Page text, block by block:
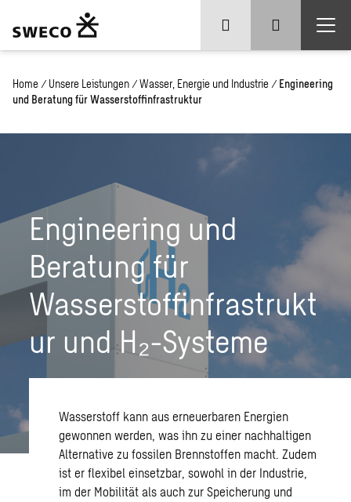
Home / Unsere Leistungen / Wasser, Energie und Industrie / Engineering
und Beratung für Wasserstoffinfrastruktur
Engineering und
Beratung für
Wasserstoffinfrastrukt
ur und H₂-Systeme
Wasserstoff kann aus erneuerbaren Energien
gewonnen werden, was ihn zu einer nachhaltigen
Alternative zu fossilen Brennstoffen macht. Zudem
ist er flexibel einsetzbar, sowohl in der Industrie,
im der Mobilität als auch zur Speicherung und